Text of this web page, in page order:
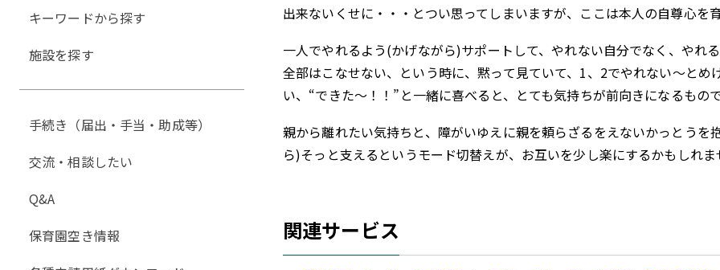
出来ないくせに・・・とつい思ってしまいますが、ここは本人の自尊心を
一人でやれるよう(かげながら)サポートして、やれない自分でなく、やれ
全部はこなせない、という時に、黙って見ていて、1、2でやれない～と
い、“できた～！！”と一緒に喜べると、とても気持ちが前向きになるもの
親から離れたい気持ちと、障がいゆえに親を頼らざるをえないかっとう
ら)そっと支えるというモード切替えが、お互いを少し楽にするかもしれ
関連サービス
キーワードから探す
施設を探す
手続き（届出・手当・助成等）
交流・相談したい
Q&A
保育園空き情報